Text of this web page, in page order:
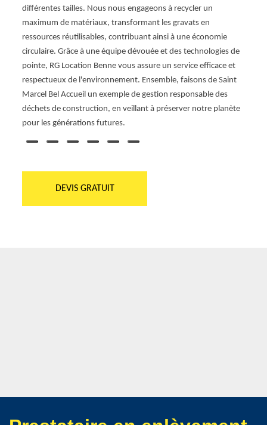
différentes tailles. Nous nous engageons à recycler un
maximum de matériaux, transformant les gravats en
ressources réutilisables, contribuant ainsi à une économie
circulaire. Grâce à une équipe dévouée et des technologies de
pointe, RG Location Benne vous assure un service efficace et
respectueux de l'environnement. Ensemble, faisons de Saint
Marcel Bel Accueil un exemple de gestion responsable des
déchets de construction, en veillant à préserver notre planète
pour les générations futures.
DEVIS GRATUIT